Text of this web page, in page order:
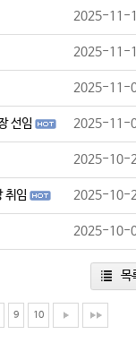
2025-11-
2025-11-
2025-11-
선임 2025-11-
2025-10-
취임 2025-10-
2025-10-
목
9 10